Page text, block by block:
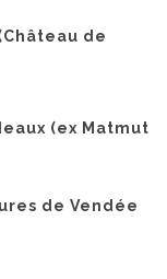
de
(ex Matmut
de Vendée